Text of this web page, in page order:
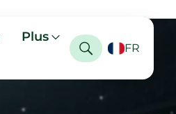
Plus
FR